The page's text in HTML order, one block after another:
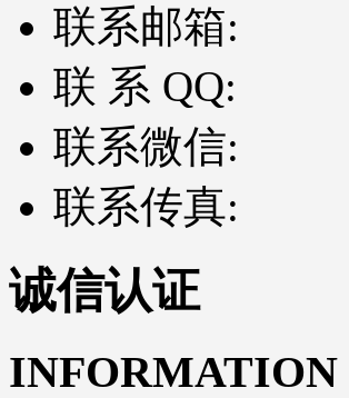
联系邮箱:
联 系 QQ:
联系微信:
联系传真:
诚信认证
INFORMATION